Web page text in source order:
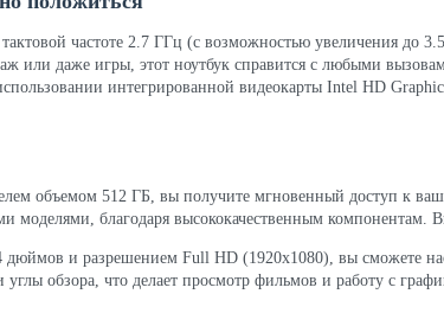
частоте 2.7 ГГц (с возможностью увеличения до
или даже игры, этот ноутбук справится с любыми
интегрированной видеокарты Intel HD
объемом 512 ГБ, вы получите мгновенный доступ к
моделями, благодаря высококачественным компонентам.
дюймов и разрешением Full HD (1920x1080), вы сможете
углы обзора, что делает просмотр фильмов и работу с